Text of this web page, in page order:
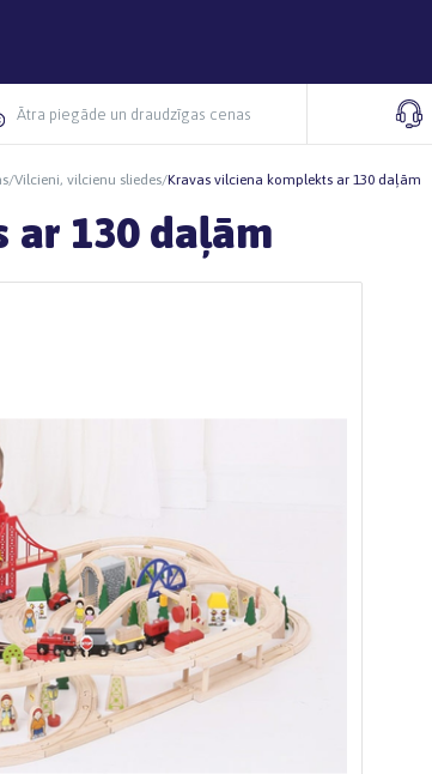
Ātra piegāde un draudzīgas cenas
/Vilcieni, vilcienu sliedes/Kravas vilciena komplekts ar 130 daļām
ar 130 daļām